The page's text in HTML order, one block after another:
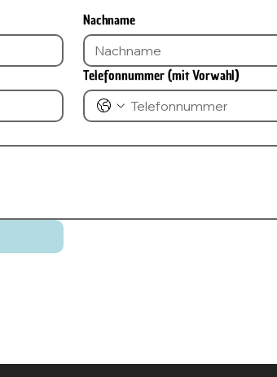
Nachname
Telefonnummer (mit Vorwahl)